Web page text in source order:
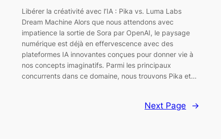
Libérer la créativité avec l’IA : Pika vs. Luma Labs
Dream Machine Alors que nous attendons avec
impatience la sortie de Sora par OpenAI, le paysage
numérique est déjà en effervescence avec des
plateformes IA innovantes conçues pour donner vie à
nos concepts imaginatifs. Parmi les principaux
concurrents dans ce domaine, nous trouvons Pika et…
Next Page →